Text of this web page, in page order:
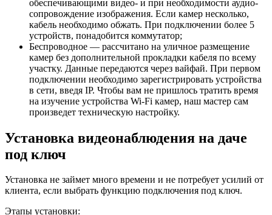
обеспечивающими видео- и при необходимости аудио-
сопровождение изображения. Если камер несколько,
кабель необходимо обжать. При подключении более 5
устройств, понадобится коммутатор;
Беспроводное — рассчитано на уличное размещение
камер без дополнительной прокладки кабеля по всему
участку. Данные передаются через вайфай. При первом
подключении необходимо зарегистрировать устройства
в сети, введя IP. Чтобы вам не пришлось тратить время
на изучение устройства Wi-Fi камер, наш мастер сам
произведет техническую настройку.
Установка видеонаблюдения на даче
под ключ
Установка не займет много времени и не потребует усилий от
клиента, если выбрать функцию подключения под ключ.
Этапы установки: